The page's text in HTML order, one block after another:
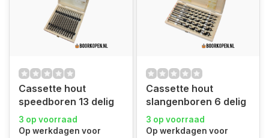
Cassette hout
speedboren 13 delig
3 op voorraad
Op werkdagen voor
Cassette hout
slangenboren 6 delig
3 op voorraad
Op werkdagen voor